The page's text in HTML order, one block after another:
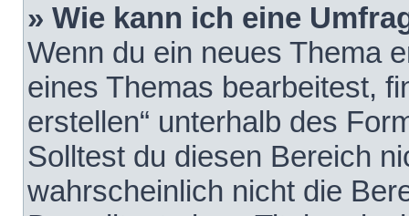
» Wie kann ich eine
Wenn du ein neues Thema
eines Themas bearbeitest,
erstellen“ unterhalb des
Solltest du diesen Bereich
wahrscheinlich nicht die